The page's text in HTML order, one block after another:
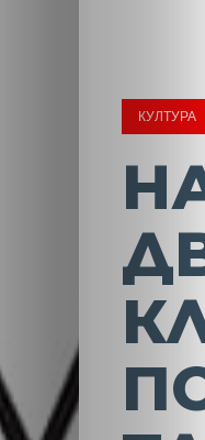
КУЛТУРА